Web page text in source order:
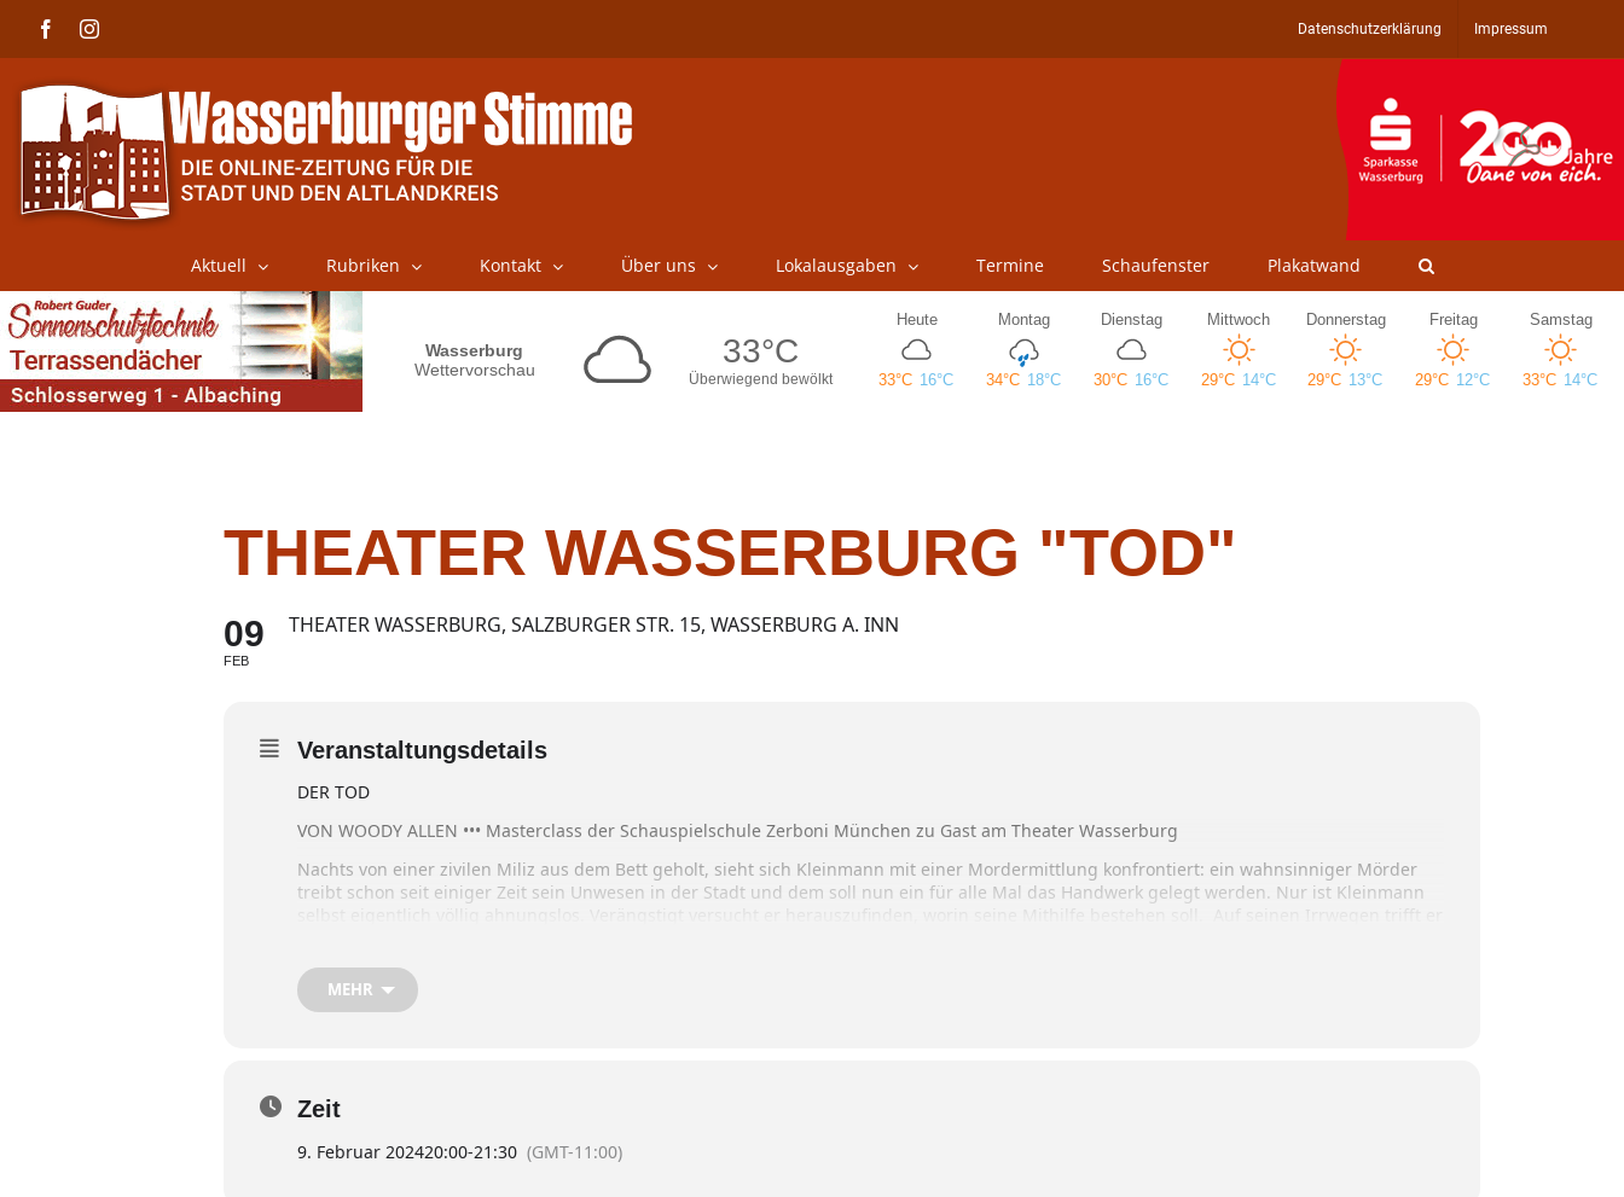
FacebookInstagram Datenschutzerklärung Impressum
Aktuell Rubriken Kontakt Über uns Lokalausgaben Termine Schaufenster Plakatwand
THEATER WASSERBURG "TOD"
09
FEB
THEATER WASSERBURG, SALZBURGER STR. 15, WASSERBURG A. INN
Veranstaltungsdetails
DER TOD
VON WOODY ALLEN ••• Masterclass der Schauspielschule Zerboni München zu Gast am Theater Wasserburg
Nachts von einer zivilen Miliz aus dem Bett geholt, sieht sich Kleinmann mit einer Mordermittlung konfrontiert: ein wahnsinniger Mörder
treibt schon seit einiger Zeit sein Unwesen in der Stadt und dem soll nun ein für alle Mal das Handwerk gelegt werden. Nur ist Kleinmann
Schließlich fällt der Verdacht auch noch auf ihn selbst, nachdem er sich heillos in den wechselnden Szenarien und Verflechtungen verstrickt
hat …
MEHR
Zeit
9. Februar 202420:00-21:30 (GMT-11:00)